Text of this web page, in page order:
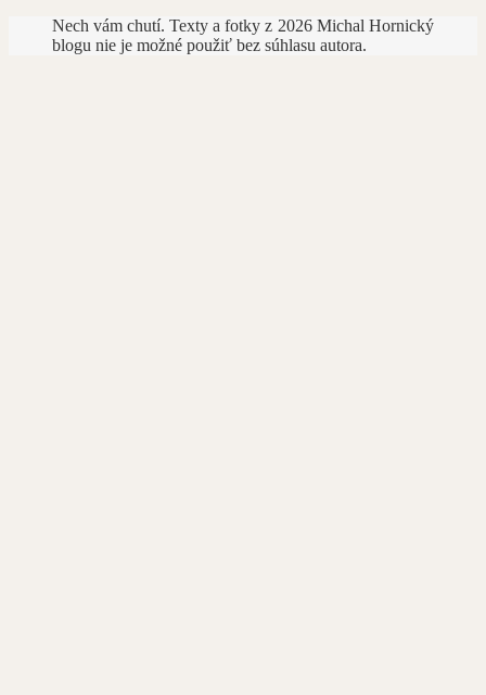
2026 Michal Hornický
Nech vám chutí. Texty a fotky z
blogu nie je možné použiť bez súhlasu autora.